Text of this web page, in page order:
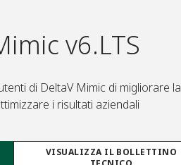
v6.LTS
di DeltaV Mimic di migliorare la
i risultati aziendali
VISUALIZZA IL BOLLETTINO